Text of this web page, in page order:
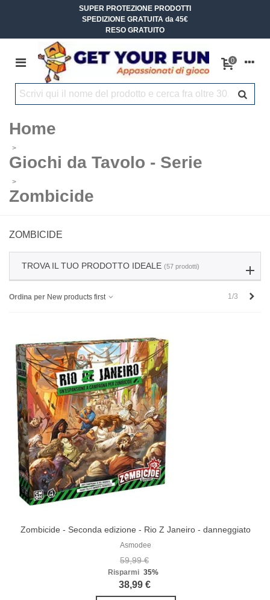
SUPER PROTEZIONE PRODOTTI
SPEDIZIONE GRATUITA da 45€
RESO GRATUITO
0
Home
>
Giochi da Tavolo - Serie
>
Zombicide
ZOMBICIDE
TROVA IL TUO PRODOTTO IDEALE (57 prodotti)
Ordina per New products first 1/3
Zombicide - Seconda edizione - Rio Z Janeiro - danneggiato
Asmodee
59,99 €
Risparmi 35%
38,99 €